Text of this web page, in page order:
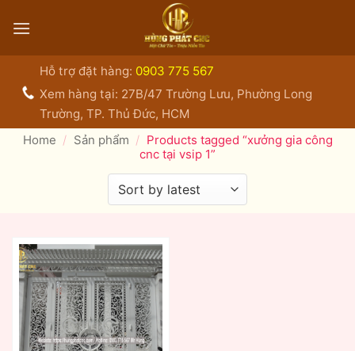
qua
Hỗ trợ đặt hàng: 0903 775 567
Xem hàng tại: 27B/47 Trường Lưu, Phường Long
Trường, TP. Thủ Đức, HCM
Home / Sản phẩm / Products tagged “xưởng gia công
cnc tại vsip 1”